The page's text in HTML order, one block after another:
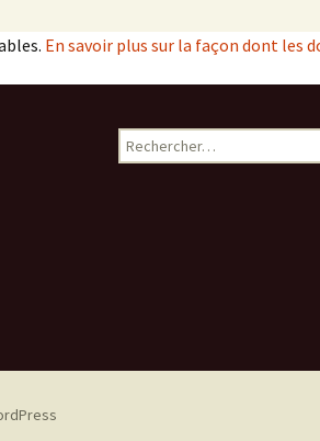
En savoir plus sur la façon dont les
Rechercher :